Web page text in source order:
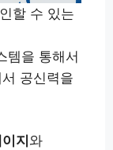
할 수 있는
템을 통해서
공신력을
지 와